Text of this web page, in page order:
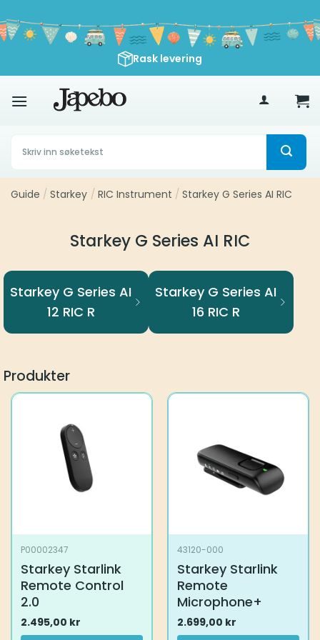
to
content
Rask levering
Søk
etter:
Guide / Starkey / RIC Instrument / Starkey G Series AI RIC
Starkey G Series AI RIC
Starkey G Series AI
12 RIC R
Starkey G Series AI
16 RIC R
Produkter
P00002347
Starkey Starlink
Remote Control
2.0
2.495,00 kr
43120-000
Starkey Starlink
Remote
Microphone+
2.699,00 kr